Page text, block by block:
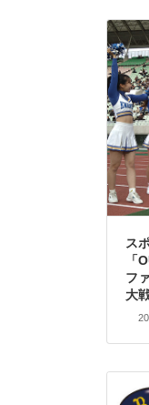
ス
「
フ
大